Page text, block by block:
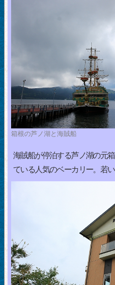
箱根の芦ノ湖と海賊船
海賊船が停泊する芦ノ湖の元
ている人気のベーカリー。若い